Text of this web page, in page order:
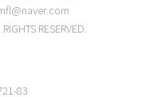
RESERVED.
83